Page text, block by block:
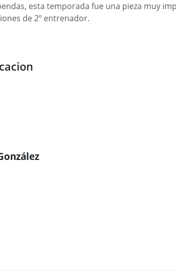
esta temporada fue una pieza muy
de 2º entrenador.